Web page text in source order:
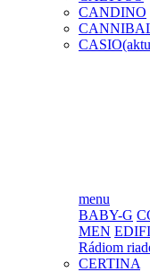
CANDINO
CASIO
menu
BABY-G
MEN
Rádiom
CERTINA